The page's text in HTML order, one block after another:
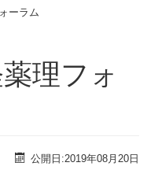
ーラム
理フォ
公開日:2019年08月20日